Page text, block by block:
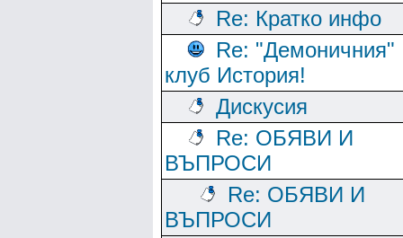
Re: Кратко инфо
Re: "Демоничния"
клуб История!
Дискусия
Re: ОБЯВИ И
ВЪПРОСИ
Re: ОБЯВИ И
ВЪПРОСИ